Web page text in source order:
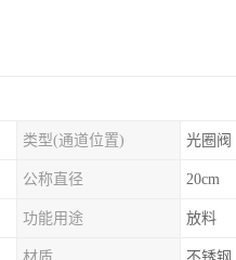
类型(通道位置) 光圈阀
公称直径 20cm
功能用途 放料